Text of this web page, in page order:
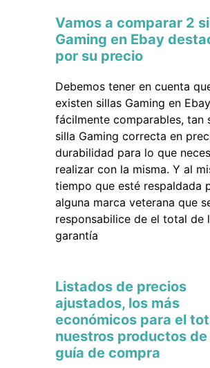
Vamos a comparar 2
Gaming en Ebay
por su precio
Debemos tener en cuenta
existen sillas Gaming en
fácilmente comparables, tan
silla Gaming correcta en
durabilidad para lo que
realizar con la misma. Y al
tiempo que esté respaldada
alguna marca veterana que
responsabilice de el total de
garantía
Listados de precios
ajustados, los más
económicos para el
nuestros productos de
guía de compra